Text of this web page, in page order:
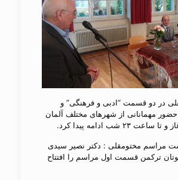
در دو قسمت “ادبی و فرهنگی” و
حضور مهمانانی از شهرهای مختلف آلمان
مراسم مختومقلی : دکتر نصیر سیدی
ترکمن قسمت اول مراسم را افتتاح